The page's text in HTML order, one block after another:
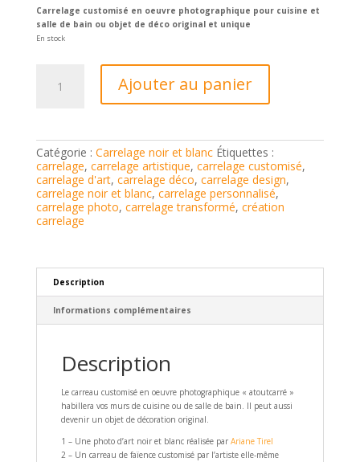
Carrelage customisé en oeuvre photographique pour cuisine et
salle de bain ou objet de déco original et unique
En stock
Ajouter au panier
Catégorie : Carrelage noir et blanc Étiquettes :
carrelage, carrelage artistique, carrelage customisé,
carrelage d'art, carrelage déco, carrelage design,
carrelage noir et blanc, carrelage personnalisé,
carrelage photo, carrelage transformé, création
carrelage
Description
Informations complémentaires
Description
Le carreau customisé en oeuvre photographique « atoutcarré »
habillera vos murs de cuisine ou de salle de bain. Il peut aussi
devenir un objet de décoration original.
1 – Une photo d’art noir et blanc réalisée par Ariane Tirel
2 – Un carreau de faïence customisé par l’artiste elle-même